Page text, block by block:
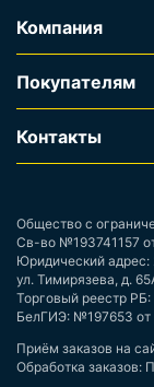
Компания
Покупателям
Контакты
Общество с
Св-во №193741157
Юридический адрес:
ул. Тимирязева, д.
Торговый реестр
БелГИЭ: №197653 от
Приём заказов на
Обработка заказов: